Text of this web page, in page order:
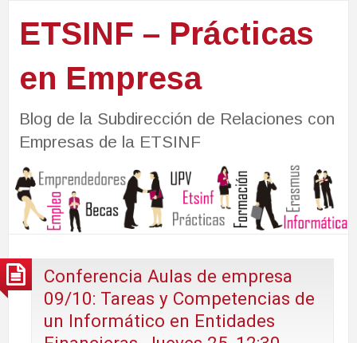
ETSINF – Prácticas
en Empresa
Blog de la Subdirección de Relaciones con
Empresas de la ETSINF
Conferencia Aulas de empresa
09/10: Tareas y Competencias de
un Informático en Entidades